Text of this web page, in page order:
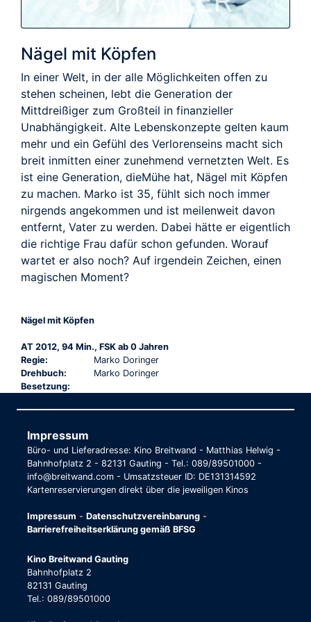
Nägel mit Köpfen
In einer Welt, in der alle Möglichkeiten offen zu
stehen scheinen, lebt die Generation der
Mittdreißiger zum Großteil in finanzieller
Unabhängigkeit. Alte Lebenskonzepte gelten kaum
mehr und ein Gefühl des Verlorenseins macht sich
breit inmitten einer zunehmend vernetzten Welt. Es
ist eine Generation, dieMühe hat, Nägel mit Köpfen
zu machen. Marko ist 35, fühlt sich noch immer
nirgends angekommen und ist meilenweit davon
entfernt, Vater zu werden. Dabei hätte er eigentlich
die richtige Frau dafür schon gefunden. Worauf
wartet er also noch? Auf irgendein Zeichen, einen
magischen Moment?
Nägel mit Köpfen
AT 2012, 94 Min., FSK ab 0 Jahren
Regie:
Marko Doringer
Drehbuch:
Marko Doringer
Besetzung:
Impressum
Büro- und Lieferadresse: Kino Breitwand - Matthias Helwig -
Bahnhofplatz 2 - 82131 Gauting - Tel.: 089/89501000 -
info@breitwand.com - Umsatzsteuer ID: DE131314592
Kartenreservierungen direkt über die jeweiligen Kinos
Impressum - Datenschutzvereinbarung -
Barrierefreiheitserklärung gemäß BFSG
Kino Breitwand Gauting
Bahnhofplatz 2
82131 Gauting
Tel.: 089/89501000